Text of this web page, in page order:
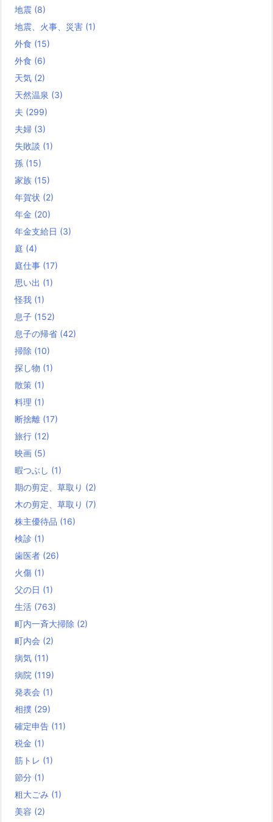
地震 (8)
地震、火事、災害 (1)
外食 (15)
外食 (6)
天気 (2)
天然温泉 (3)
夫 (299)
夫婦 (3)
失敗談 (1)
孫 (15)
家族 (15)
年賀状 (2)
年金 (20)
年金支給日 (3)
庭 (4)
庭仕事 (17)
思い出 (1)
怪我 (1)
息子 (152)
息子の帰省 (42)
掃除 (10)
探し物 (1)
散策 (1)
料理 (1)
断捨離 (17)
旅行 (12)
映画 (5)
暇つぶし (1)
期の剪定、草取り (2)
木の剪定、草取り (7)
株主優待品 (16)
検診 (1)
歯医者 (26)
火傷 (1)
父の日 (1)
生活 (763)
町内一斉大掃除 (2)
町内会 (2)
病気 (11)
病院 (119)
発表会 (1)
相撲 (29)
確定申告 (11)
税金 (1)
筋トレ (1)
節分 (1)
粗大ごみ (1)
美容 (2)